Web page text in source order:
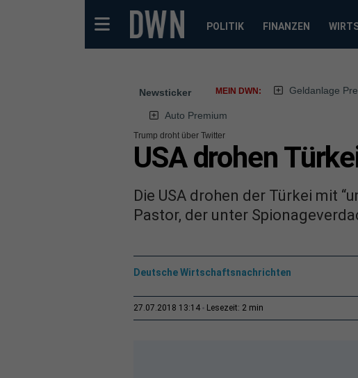
POLITIK FINANZEN
Newsticker MEIN DWN: Geldanlage
Auto Premium
Trump droht über Twitter
USA drohen
Die USA drohen der Türkei mit
Pastor, der unter
Deutsche Wirtschaftsnachrichten
27.07.2018 13:14 Lesezeit: 2 min